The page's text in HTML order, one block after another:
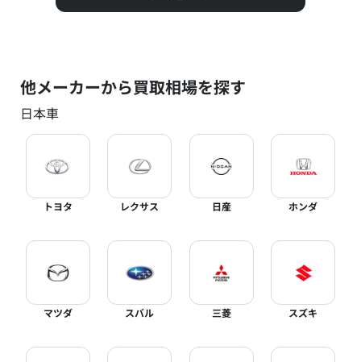
他メーカーから買取相場を探す
日本車
トヨタ レクサス 日産 ホンダ
マツダ スバル 三菱 スズキ